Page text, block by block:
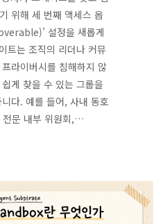
위해 세 번째 액세스 옵
설정을 새롭게
는 조직의 리더나 커뮤
라이버시를 침해하지 않
게 찾을 수 있는 그룹을
다. 예를 들어, 사내 동호
전문 내부 위원회,…